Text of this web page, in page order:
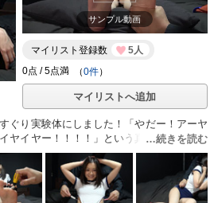
サンプル動画
マイリスト登録数
5人
（0件）
マイリストへ追加
ぐり実験体にしました！「やだー！アーヤ
ヤイヤー！！！！」という真冬ちゃんが最
で足裏をメインにくすぐり、絶叫を頂きま
ちゃんくすぐり激弱です！今回も最高のリ
ます！オススメですので是非ご覧ください